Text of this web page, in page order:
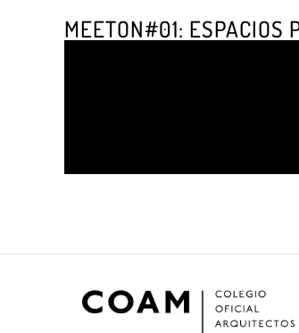
MEETON#01: ESPACIOS